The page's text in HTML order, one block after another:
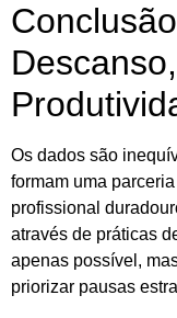
Os dados são
formam uma
profissional
através de práticas
apenas possível,
priorizar pausas